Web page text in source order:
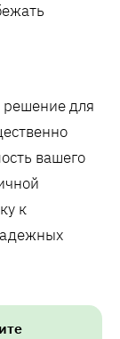
решение для
вашего
к